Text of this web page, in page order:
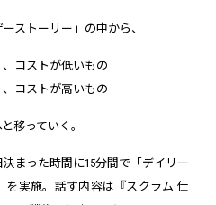
ストーリー」の中から、
コストが低いもの
コストが高いもの
移っていく。
まった時間に15分間で「デイリー
を実施。話す内容は『スクラム 仕